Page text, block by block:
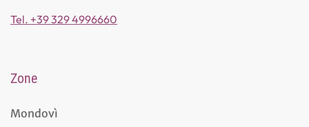
Tel. +39 329 4996660
Zone
Mondovì